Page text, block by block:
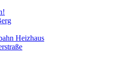
Heizhaus